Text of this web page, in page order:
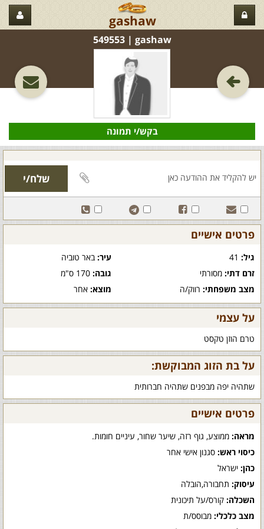
gashaw
gashaw‏ | 549553
בקש/י תמונה
פרטים אישיים
גיל: עיר:באר טוביה
זרם דתי: מסורתי גובה:170 ס"מ
מצב משפחתי: רווק/ה מוצא:אחר
על עצמי
טרם הוזן טקסט
על בת הזוג המבוקשת:
שתהיה יפה מבפנים שתהיה חברותית
פרטים אישיים
מראה: ממוצע, גוף רזה, שיער שחור, עיניים חומות.
כיסוי ראש: סגנון אישי אחר
כהן: ישראל
עיסוק: תחבורה,הובלה
השכלה: קורס/על תיכונית
מצב כלכלי: מבוסס/ת